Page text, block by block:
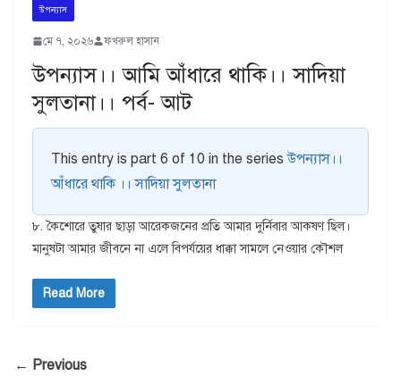
উপন্যাস
মে ৭, ২০২৬ ফখরুল হাসান
উপন্যাস।। আমি আঁধারে থাকি।। সাদিয়া
সুলতানা।। পর্ব- আট
This entry is part 6 of 10 in the seriesউপন্যাস।।
আঁধারে থাকি ।। সাদিয়া সুলতানা
৮. কৈশোরে তুষার ছাড়া আরেকজনের প্রতি আমার দুর্নিবার আকষণ ছিল।
মানুষটা আমার জীবনে না এলে বিপর্যয়ের ধাক্কা সামলে নেওয়ার কৌশল
Read More
← Previous